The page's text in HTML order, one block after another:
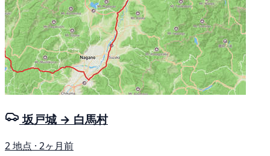
坂戸城 → 白馬村
2 地点 · 2ヶ月前